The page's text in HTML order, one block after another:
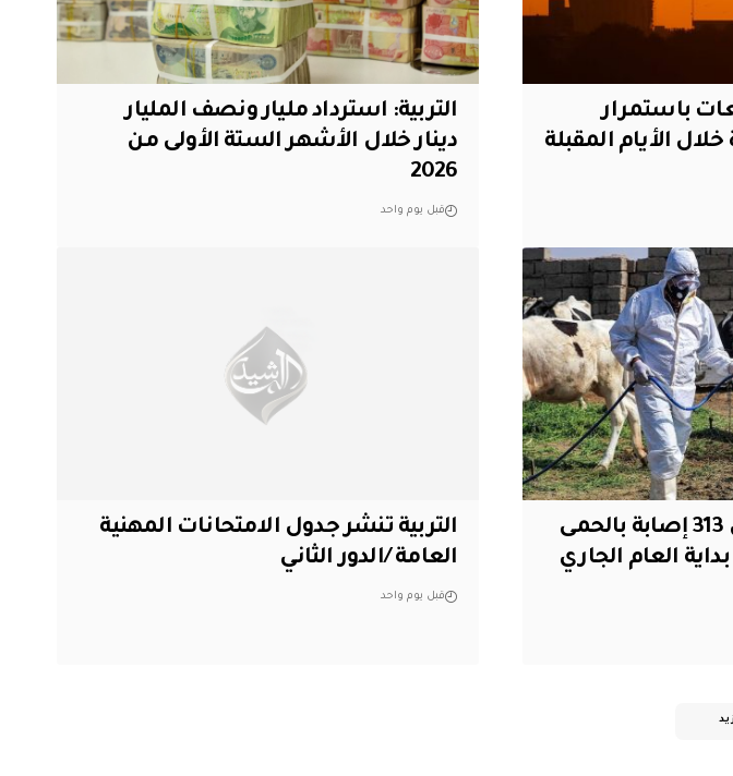
باستمرار
الأيام المقبلة
التربية: استرداد مليار ونصف المليار
دينار خلال الأشهر الستة الأولى من
2026
قبل يوم واحد
الصحة تعلن تسجيل 313 إصابة بالحمى
التربية تنشر جدول الامتحانات المهنية
العامة /الدور الثاني
قبل يوم واحد